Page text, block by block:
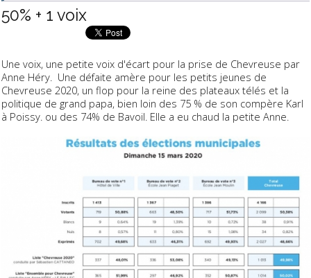
50% + 1 voix
Une voix, une petite voix d'écart pour la prise de Chevreuse par
Anne Héry. Une défaite amère pour les petits jeunes de
Chevreuse 2020, un flop pour la reine des plateaux télés et la
politique de grand papa, bien loin des 75 % de son compère Karl
à Poissy. ou des 74% de Bavoil. Elle a eu chaud la petite Anne.